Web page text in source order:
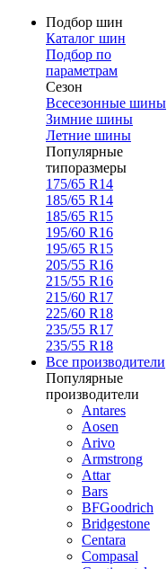
Подбор шин
Каталог шин
Подбор по
параметрам
Сезон
Всесезонные шины
Зимние шины
Летние шины
Популярные
типоразмеры
175/65 R14
185/65 R14
185/65 R15
195/60 R16
195/65 R15
205/55 R16
215/55 R16
215/60 R17
225/60 R18
235/55 R17
235/55 R18
Все производители
Популярные
производители
Antares
Aosen
Arivo
Armstrong
Attar
Bars
BFGoodrich
Bridgestone
Centara
Compasal